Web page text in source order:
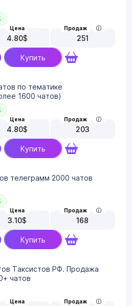
Цена
4.80$
Продаж
251
Купить
по тематике
1600 чатов)
Цена
4.80$
Продаж
203
Купить
телеграмм 2000 чатов
Цена
3.10$
Продаж
168
Купить
Таксистов РФ. Продажа
чатов
Цена Продаж